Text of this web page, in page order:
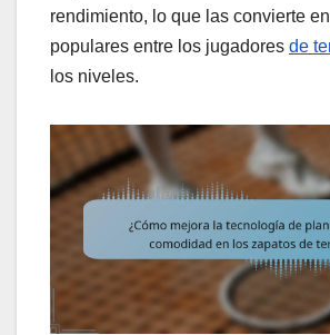
rendimiento, lo que las convierte
populares entre los jugadores de
los niveles.